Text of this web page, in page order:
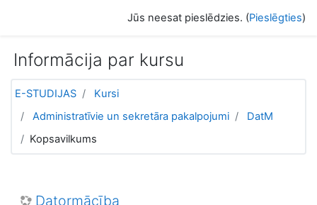
Jūs neesat pieslēdzies. (Pieslēgties)
Informācija par kursu
E-STUDIJAS
Kursi
Administratīvie un sekretāra pakalpojumi
DatM
Kopsavilkums
Datormācība